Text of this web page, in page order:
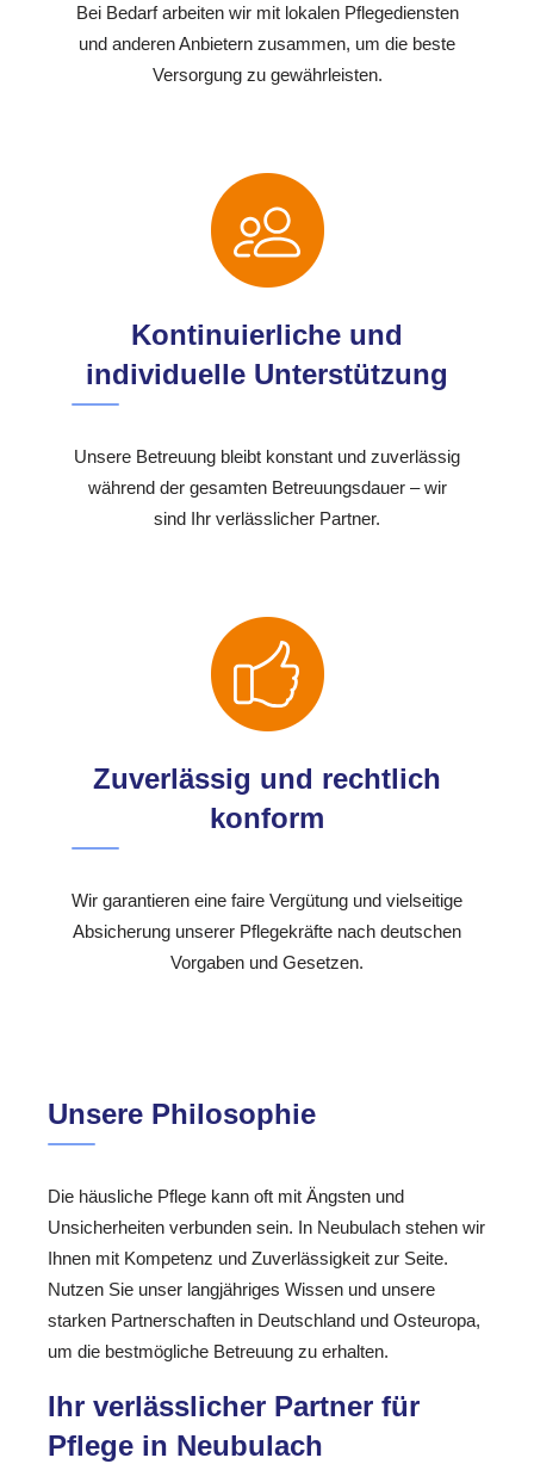
Bei Bedarf arbeiten wir mit lokalen Pflegediensten
und anderen Anbietern zusammen, um die beste
Versorgung zu gewährleisten.
Kontinuierliche und
individuelle Unterstützung
Unsere Betreuung bleibt konstant und zuverlässig
während der gesamten Betreuungsdauer – wir
sind Ihr verlässlicher Partner.
Zuverlässig und rechtlich
konform
Wir garantieren eine faire Vergütung und vielseitige
Absicherung unserer Pflegekräfte nach deutschen
Vorgaben und Gesetzen.
Unsere Philosophie
Die häusliche Pflege kann oft mit Ängsten und
Unsicherheiten verbunden sein. In Neubulach stehen wir
Ihnen mit Kompetenz und Zuverlässigkeit zur Seite.
Nutzen Sie unser langjähriges Wissen und unsere
starken Partnerschaften in Deutschland und Osteuropa,
um die bestmögliche Betreuung zu erhalten.
Ihr verlässlicher Partner für
Pflege in Neubulach